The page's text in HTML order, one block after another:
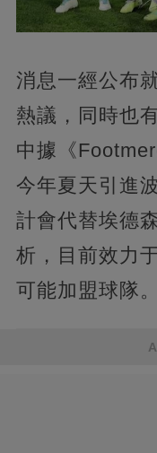
消息一經公布
熱議，同時也
中據《
今年夏天引進
計會代替埃德
析，目前效力
可能加盟球隊。